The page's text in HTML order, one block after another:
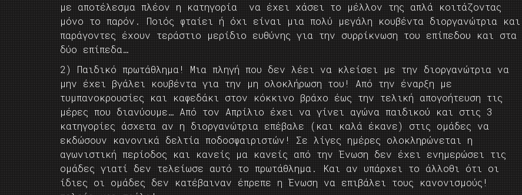
με αποτέλεσμα πλέον η κατηγορία να έχει χάσει το μέλλον της απλά κοιτάζοντας
μόνο το παρόν. Ποιός φταίει ή όχι είναι μια πολύ μεγάλη κουβέντα διοργανώτρια και
παράγοντες έχουν τεράστιο μερίδιο ευθύνης για την συρρίκνωση του επίπεδου και στα
δύο επίπεδα…
2) Παιδικό πρωτάθλημα! Μια πληγή που δεν λέει να κλείσει με την διοργανώτρια να
μην έχει βγάλει κουβέντα για την μη ολοκλήρωση του! Από την έναρξη με
τυμπανοκρουσίες και καφεδάκι στον κόκκινο βράχο έως την τελική απογοήτευση τις
μέρες που διανύουμε… Από τον Απρίλιο έχει να γίνει αγώνα παιδικού και στις 3
κατηγορίες άσχετα αν η διοργανώτρια επέβαλε (και καλά έκανε) στις ομάδες να
εκδώσουν κανονικά δελτία ποδοσφαιριστών! Σε λίγες ημέρες ολοκληρώνεται η
αγωνιστική περίοδος και κανείς μα κανείς από την Ένωση δεν έχει ενημερώσει τις
ομάδες γιατί δεν τελείωσε αυτό το πρωτάθλημα. Και αν υπάρχει το άλλοθι ότι οι
ίδιες οι ομάδες δεν κατέβαιναν έπρεπε η Ένωση να επιβάλει τους κανονισμούς!